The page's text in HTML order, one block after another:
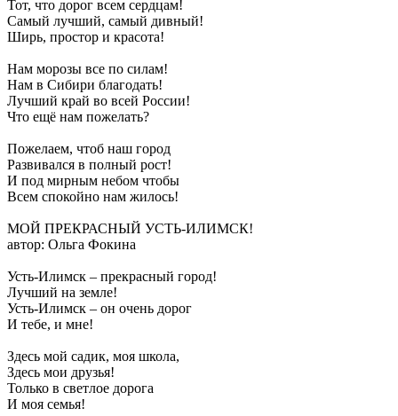
Тот, что дорог всем сердцам!
Самый лучший, самый дивный!
Ширь, простор и красота!
Нам морозы все по силам!
Нам в Сибири благодать!
Лучший край во всей России!
Что ещё нам пожелать?
Пожелаем, чтоб наш город
Развивался в полный рост!
И под мирным небом чтобы
Всем спокойно нам жилось!
МОЙ ПРЕКРАСНЫЙ УСТЬ-ИЛИМСК!
автор: Ольга Фокина
Усть-Илимск – прекрасный город!
Лучший на земле!
Усть-Илимск – он очень дорог
И тебе, и мне!
Здесь мой садик, моя школа,
Здесь мои друзья!
Только в светлое дорога
И моя семья!